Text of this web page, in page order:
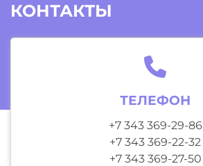
КОНТАКТЫ
ТЕЛЕФОН
+7 343 369-29-86
+7 343 369-22-32
+7 343 369-27-50